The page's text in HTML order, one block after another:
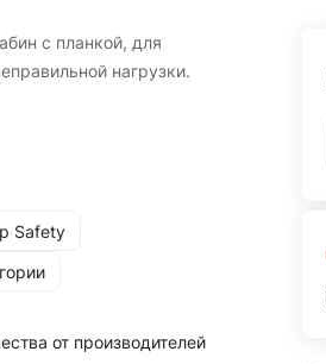
с планкой, для
нагрузки.
Safety
от производителей